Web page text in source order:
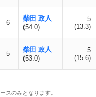
6
柴田 政人
(54.0)
5
(13.3)
5
柴田 政人
(53.0)
5
(15.6)
スのみとなります。